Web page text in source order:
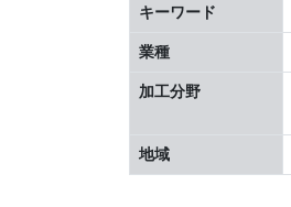
キーワード
業種
加工分野
地域